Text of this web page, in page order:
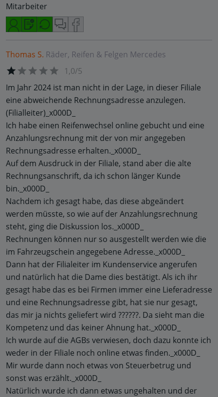
Mitarbeiter
Thomas S. Räder, Reifen & Felgen Mercedes
1,0/5
Im Jahr 2024 ist man nicht in der Lage, in dieser Filiale
eine abweichende Rechnungsadresse anzulegen.
(Filialleiter)_x000D_
Ich habe einen Reifenwechsel online gebucht und eine
Anzahlungsrechnung mit der von mir angegeben
Rechnungsadresse erhalten._x000D_
Auf dem Ausdruck in der Filiale, stand aber die alte
Rechnungsanschrift, da ich schon länger Kunde
bin._x000D_
Nachdem ich gesagt habe, das diese abgeändert
werden müsste, so wie auf der Anzahlungsrechnung
steht, ging die Diskussion los._x000D_
Rechnungen können nur so ausgestellt werden wie die
im Fahrzeugschein angegebene Adresse._x000D_
Dann hat der Filialeiter im Kundenservice angerufen
und natürlich hat die Dame dies bestätigt. Als ich ihr
gesagt habe das es bei Firmen immer eine Lieferadresse
und eine Rechnungsadresse gibt, hat sie nur gesagt,
das mir ja nichts geliefert wird ??????. Da sieht man die
Kompetenz und das keiner Ahnung hat._x000D_
Ich wurde auf die AGBs verwiesen, doch dazu konnte ich
weder in der Filiale noch online etwas finden._x000D_
Mir wurde dann noch etwas von Steuerbetrug und
sonst was erzählt._x000D_
Natürlich wurde ich dann etwas ungehalten und der